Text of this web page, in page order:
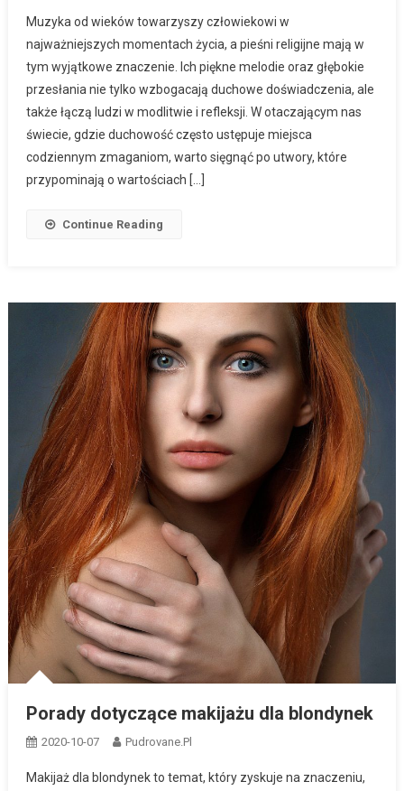
Muzyka od wieków towarzyszy człowiekowi w
najważniejszych momentach życia, a pieśni religijne mają w
tym wyjątkowe znaczenie. Ich piękne melodie oraz głębokie
przesłania nie tylko wzbogacają duchowe doświadczenia, ale
także łączą ludzi w modlitwie i refleksji. W otaczającym nas
świecie, gdzie duchowość często ustępuje miejsca
codziennym zmaganiom, warto sięgnąć po utwory, które
przypominają o wartościach […]
Continue Reading
Porady dotyczące makijażu dla blondynek
2020-10-07 Pudrovane.pl
Makijaż dla blondynek to temat, który zyskuje na znaczeniu,